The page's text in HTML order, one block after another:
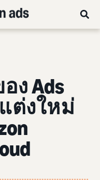
ง Ads
ต่งใหม่